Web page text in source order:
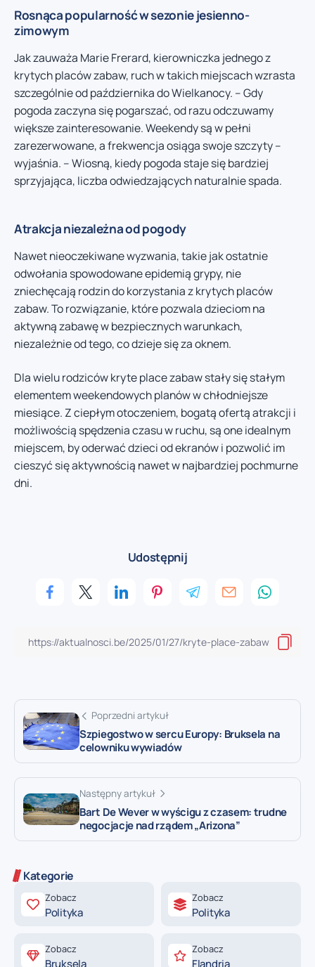
Rosnąca popularność w sezonie jesienno-
zimowym
Jak zauważa Marie Frerard, kierowniczka jednego z
krytych placów zabaw, ruch w takich miejscach wzrasta
szczególnie od października do Wielkanocy. – Gdy
pogoda zaczyna się pogarszać, od razu odczuwamy
większe zainteresowanie. Weekendy są w pełni
zarezerwowane, a frekwencja osiąga swoje szczyty –
wyjaśnia. – Wiosną, kiedy pogoda staje się bardziej
sprzyjająca, liczba odwiedzających naturalnie spada.
Atrakcja niezależna od pogody
Nawet nieoczekiwane wyzwania, takie jak ostatnie
odwołania spowodowane epidemią grypy, nie
zniechęcają rodzin do korzystania z krytych placów
zabaw. To rozwiązanie, które pozwala dzieciom na
aktywną zabawę w bezpiecznych warunkach,
niezależnie od tego, co dzieje się za oknem.
Dla wielu rodziców kryte place zabaw stały się stałym
elementem weekendowych planów w chłodniejsze
miesiące. Z ciepłym otoczeniem, bogatą ofertą atrakcji i
możliwością spędzenia czasu w ruchu, są one idealnym
miejscem, by oderwać dzieci od ekranów i pozwolić im
cieszyć się aktywnością nawet w najbardziej pochmurne
dni.
Udostępnij
Poprzedni artykuł
Szpiegostwo w sercu Europy: Bruksela na
celowniku wywiadów
Następny artykuł
Bart De Wever w wyścigu z czasem: trudne
negocjacje nad rządem „Arizona”
Kategorie
Zobacz
Polityka
Zobacz
Polityka
Zobacz
Bruksela
Zobacz
Flandria